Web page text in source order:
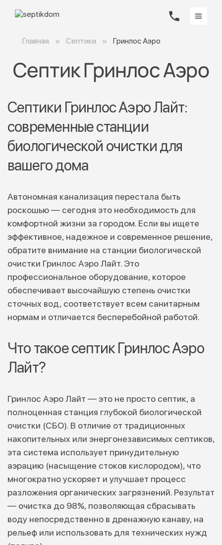
Главная Септики Гринлос Аэро
Септик Гринлос Аэро
Септики Гринлос Аэро Лайт:
современные станции
биологической очистки для
вашего дома
Автономная канализация перестала быть
роскошью — сегодня это необходимость для
комфортной жизни за городом. Если вы ищете
эффективное, надежное и современное решение,
обратите внимание на станции биологической
очистки Гринлос Аэро Лайт. Это
профессиональное оборудование, которое
обеспечивает высочайшую степень очистки
сточных вод, соответствует всем санитарным
нормам и отличается бесперебойной работой.
Что такое септик Гринлос Аэро
Лайт?
Гринлос Аэро Лайт — это не просто септик, а
полноценная станция глубокой биологической
очистки (СБО). В отличие от традиционных
накопительных или энергонезависимых септиков,
эта система использует принудительную
аэрацию (насыщение стоков кислородом), что
многократно ускоряет и улучшает процесс
разложения органических загрязнений. Результат
— очистка до 98%, позволяющая сбрасывать
воду непосредственно в дренажную канаву, на
рельеф или использовать для технических нужд